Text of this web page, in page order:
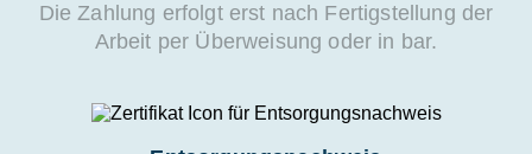
Die Zahlung erfolgt erst nach Fertigstellung der
Arbeit per Überweisung oder in bar.